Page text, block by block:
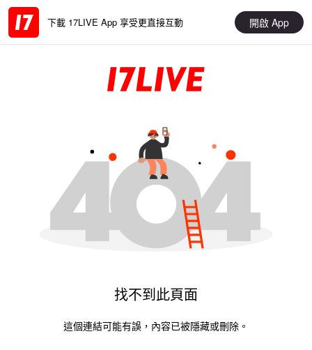
下載 17LIVE App 享受更直接互動 開啟 App
找不到此頁面
這個連結可能有誤，內容已被隱藏或刪除。